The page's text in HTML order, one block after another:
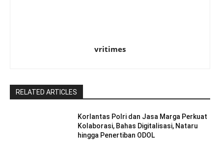
vritimes
RELATED ARTICLES
Korlantas Polri dan Jasa Marga Perkuat
Kolaborasi, Bahas Digitalisasi, Nataru
hingga Penertiban ODOL